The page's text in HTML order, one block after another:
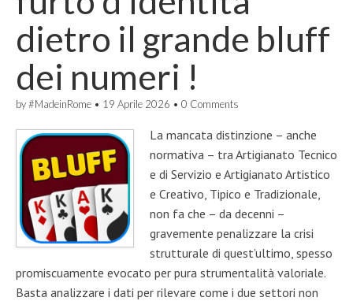
dietro il grande bluff
dei numeri !
by#MadeinRome • 19 Aprile 2026 • 0 Comments
La mancata distinzione – anche
normativa – tra Artigianato Tecnico
e di Servizio e Artigianato Artistico
e Creativo, Tipico e Tradizionale,
non fa che – da decenni –
gravemente penalizzare la crisi
strutturale di quest’ultimo, spesso
promiscuamente evocato per pura strumentalità valoriale.
Basta analizzare i dati per rilevare come i due settori non